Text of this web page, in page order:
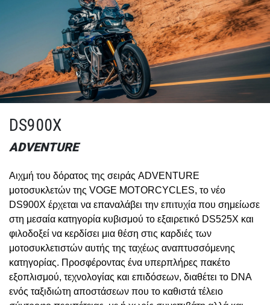
DS900X
ADVENTURE
Αιχμή του δόρατος της σειράς ADVENTURE
μοτοσυκλετών της VOGE MOTORCYCLES, το νέο
DS900X έρχεται να επαναλάβει την επιτυχία που σημείωσε
στη μεσαία κατηγορία κυβισμού το εξαιρετικό DS525X και
φιλοδοξεί να κερδίσει μια θέση στις καρδιές των
μοτοσυκλετιστών αυτής της ταχέως αναπτυσσόμενης
κατηγορίας. Προσφέροντας ένα υπερπλήρες πακέτο
εξοπλισμού, τεχνολογίας και επιδόσεων, διαθέτει το DNA
ενός ταξιδιώτη αποστάσεων που το καθιστά τέλειο